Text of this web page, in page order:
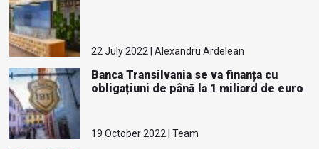
22 July 2022 | Alexandru Ardelean
Banca Transilvania se va finanța cu
obligațiuni de până la 1 miliard de euro
19 October 2022 | Team